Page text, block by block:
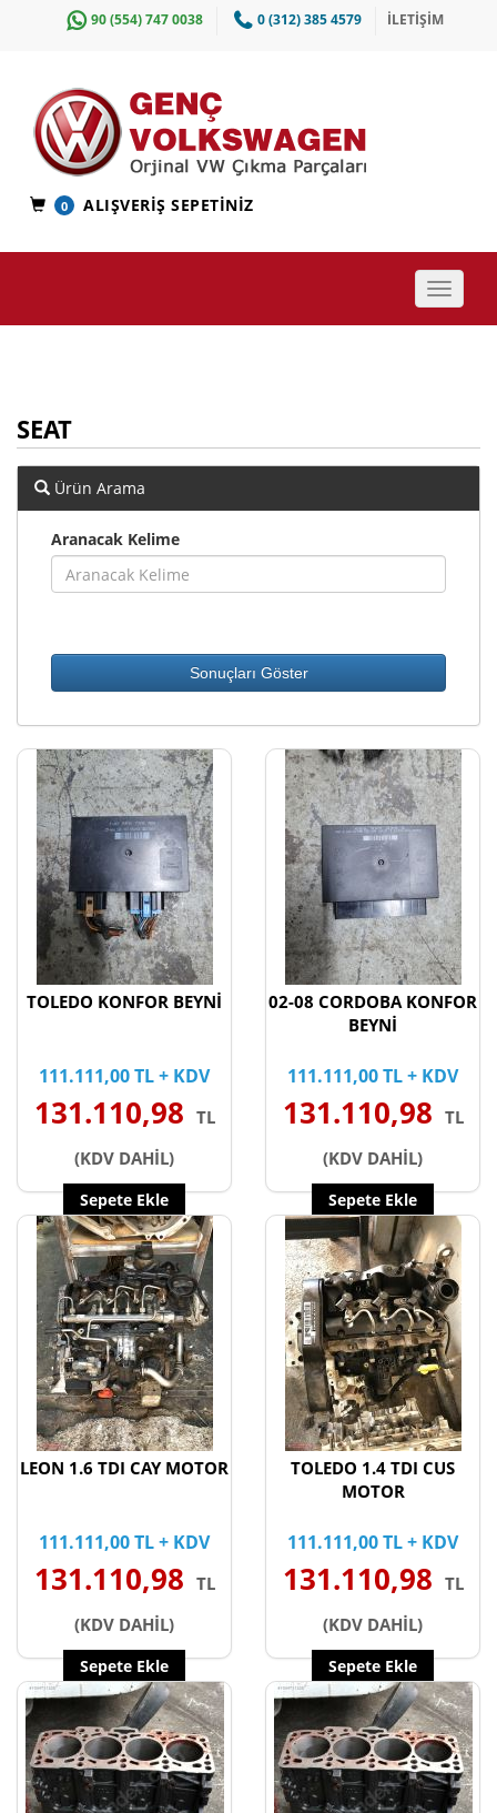
90 (554) 747 0038 0 (312) 385 4579 İLETİŞİM
0 ALIŞVERIŞ SEPETINIZ
Toggle
SEAT
Ürün Arama
Aranacak Kelime
TOLEDO KONFOR BEYNİ
111.111,00 TL + KDV
131.110,98 TL
(KDV DAHİL)
Sepete Ekle
02-08 CORDOBA KONFOR
BEYNİ
111.111,00 TL + KDV
131.110,98 TL
(KDV DAHİL)
Sepete Ekle
LEON 1.6 TDI CAY MOTOR
111.111,00 TL + KDV
131.110,98 TL
(KDV DAHİL)
Sepete Ekle
TOLEDO 1.4 TDI CUS
MOTOR
111.111,00 TL + KDV
131.110,98 TL
(KDV DAHİL)
Sepete Ekle